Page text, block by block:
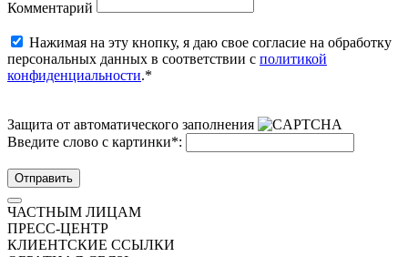
Комментарий
Нажимая на эту кнопку, я даю свое согласие на обработку
персональных данных в соответствии с политикой
конфиденциальности.*
Защита от автоматического заполнения
Введите слово с картинки*:
Отправить
ЧАСТНЫМ ЛИЦАМ
ПРЕСС-ЦЕНТР
КЛИЕНТСКИЕ ССЫЛКИ